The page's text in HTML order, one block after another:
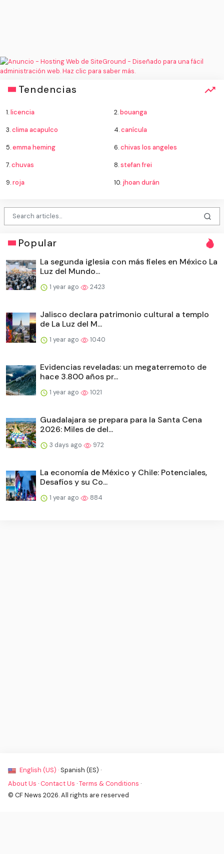
Tendencias
1.licencia 2.bouanga
3.clima acapulco 4.canícula
5.emma heming 6.chivas los angeles
7.chuvas 8.stefan frei
9.roja 10. jhoan durán
Popular
La segunda iglesia con más fieles en México La
Luz del Mundo...
1 year ago 2423
Jalisco declara patrimonio cultural a templo
de La Luz del M...
1 year ago 1040
Evidencias reveladas: un megaterremoto de
hace 3.800 años pr...
1 year ago 1021
Guadalajara se prepara para la Santa Cena
2026: Miles de del...
3 days ago 972
La economía de México y Chile: Potenciales,
Desafíos y su Co...
1 year ago 884
English (US) · Spanish (ES) ·
About Us · Contact Us ·Terms & Conditions ·
© CF News 2026. All rights are reserved